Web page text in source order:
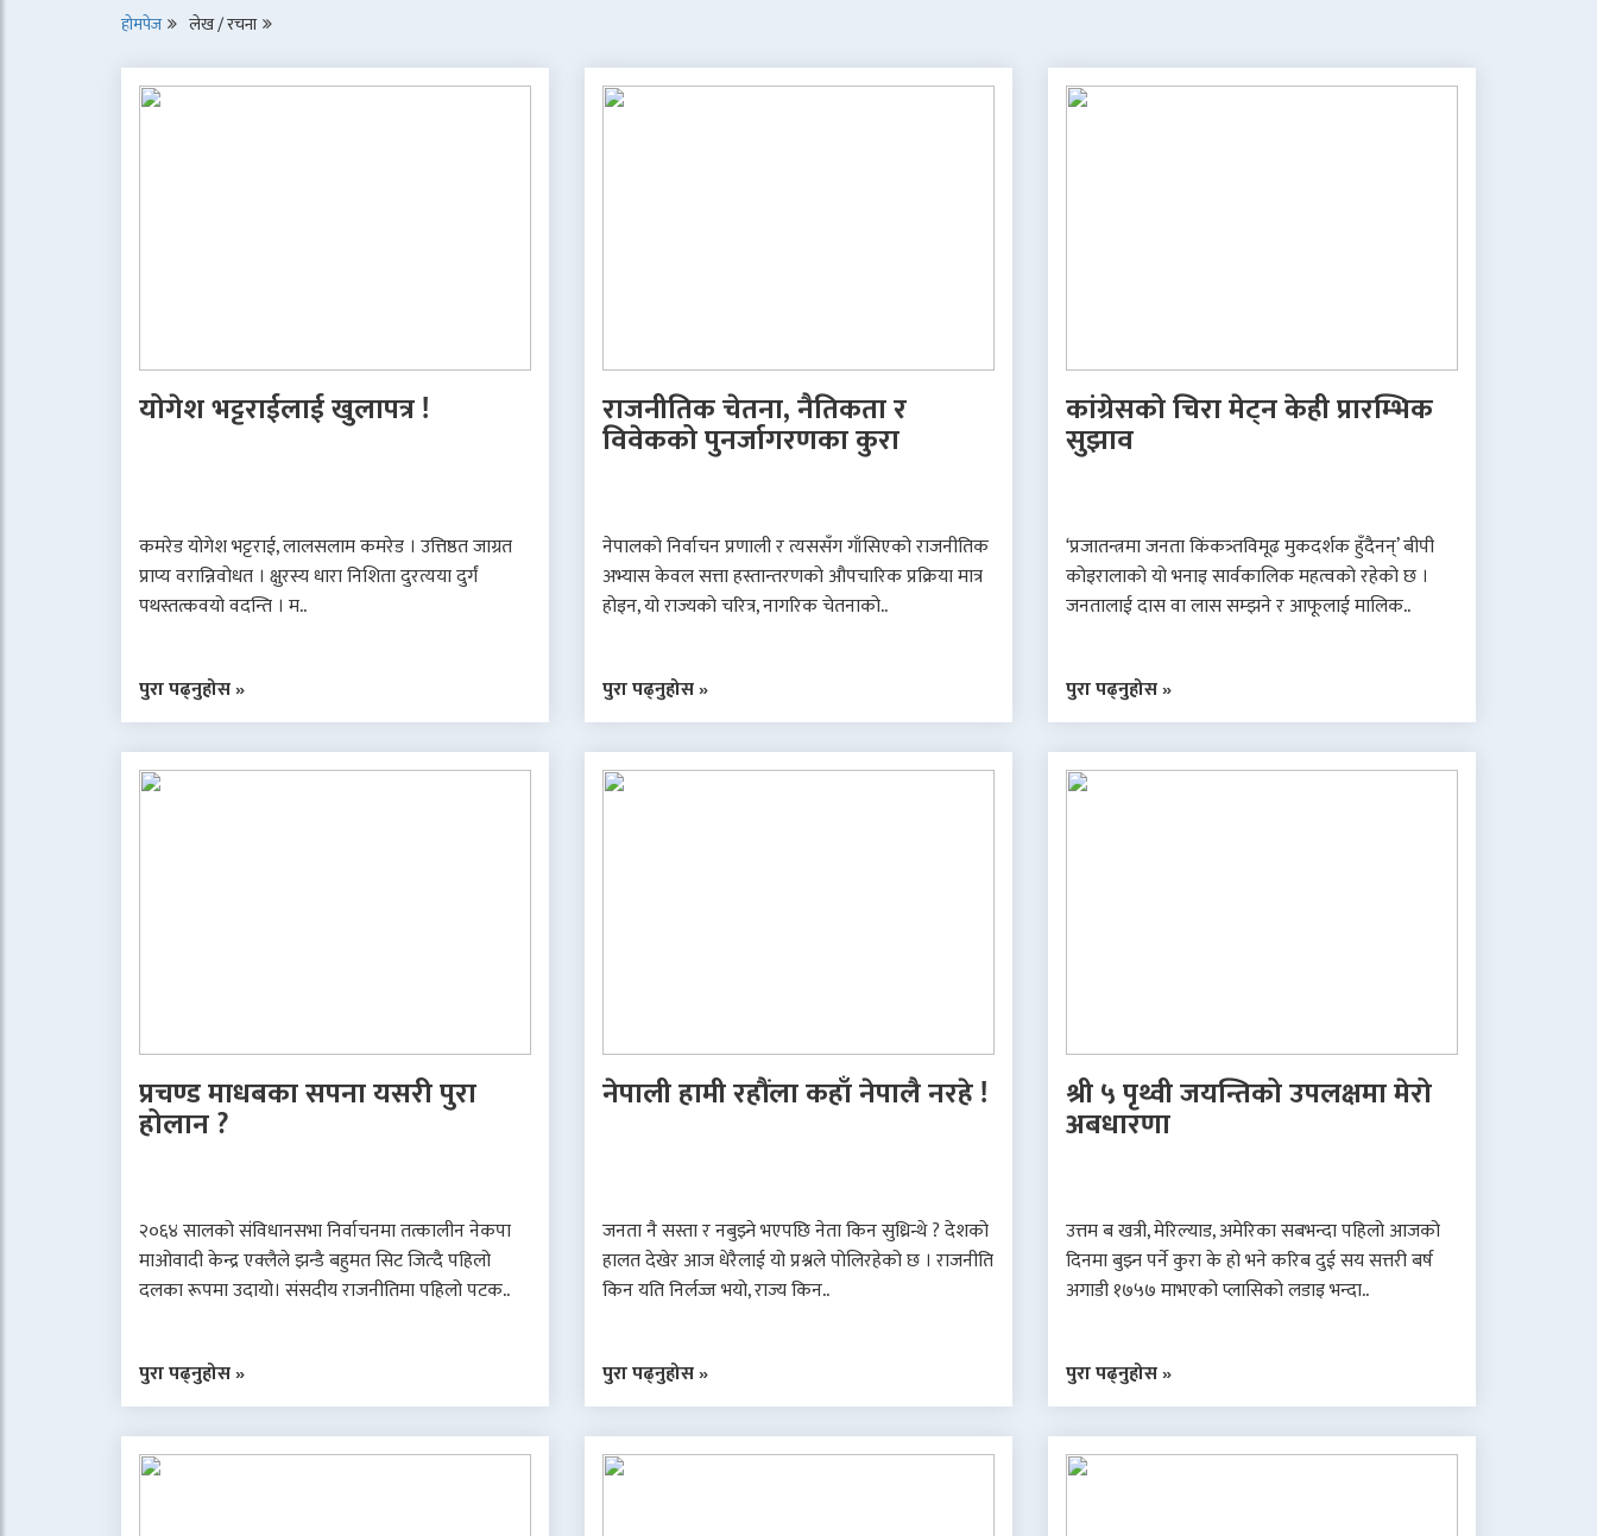
होमपेज लेख / रचना
योगेश भट्टराईलाई खुलापत्र !
कमरेड योगेश भट्टराई, लालसलाम कमरेड । उत्तिष्ठत जाग्रत
प्राप्य वरान्निवोधत । क्षुरस्य धारा निशिता दुरत्यया दुर्गं
पथस्तत्कवयो वदन्ति । म..
पुरा पढ्नुहोस »
राजनीतिक चेतना, नैतिकता र
विवेकको पुनर्जागरणका कुरा
नेपालको निर्वाचन प्रणाली र त्यससँग गाँसिएको राजनीतिक
अभ्यास केवल सत्ता हस्तान्तरणको औपचारिक प्रक्रिया मात्र
होइन, यो राज्यको चरित्र, नागरिक चेतनाको..
पुरा पढ्नुहोस »
कांग्रेसको चिरा मेट्न केही प्रारम्भिक
सुझाव
‘प्रजातन्त्रमा जनता किंकत्र्तविमूढ मुकदर्शक हुँदैनन्’ बीपी
कोइरालाको यो भनाइ सार्वकालिक महत्वको रहेको छ ।
जनतालाई दास वा लास सम्झने र आफूलाई मालिक..
पुरा पढ्नुहोस »
प्रचण्ड माधबका सपना यसरी पुरा
होलान ?
२०६४ सालको संविधानसभा निर्वाचनमा तत्कालीन नेकपा
माओवादी केन्द्र एक्लैले झन्डै बहुमत सिट जित्दै पहिलो
दलका रूपमा उदायो। संसदीय राजनीतिमा पहिलो पटक..
पुरा पढ्नुहोस »
नेपाली हामी रहौंला कहाँ नेपालै नरहे !
जनता नै सस्ता र नबुझ्ने भएपछि नेता किन सुध्रिन्थे ? देशको
हालत देखेर आज धेरैलाई यो प्रश्नले पोलिरहेको छ । राजनीति
किन यति निर्लज्ज भयो, राज्य किन..
पुरा पढ्नुहोस »
श्री ५ पृथ्वी जयन्तिको उपलक्षमा मेरो
अबधारणा
उत्तम ब खत्री, मेरिल्याड, अमेरिका सबभन्दा पहिलो आजको
दिनमा बुझ्न पर्ने कुरा के हो भने करिब दुई सय सत्तरी बर्ष
अगाडी १७५७ माभएको प्लासिको लडाइ भन्दा..
पुरा पढ्नुहोस »